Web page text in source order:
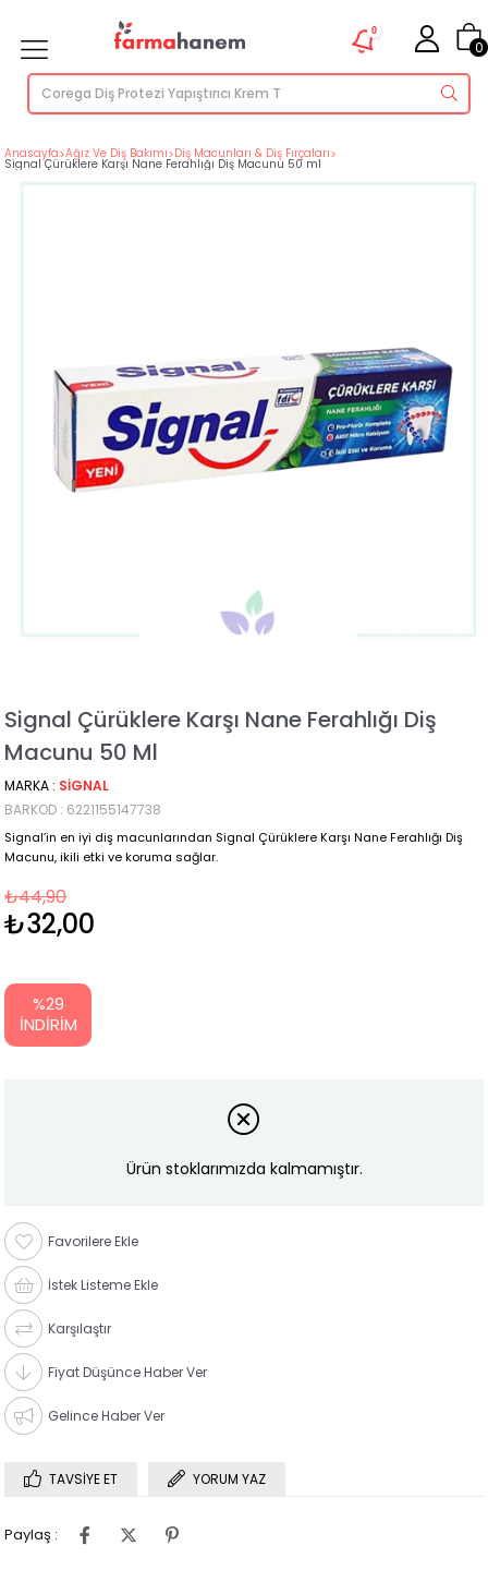
0
0
Anasayfa>Ağız Ve Diş Bakımı>Diş Macunları & Diş Fırçaları>
Signal Çürüklere Karşı Nane Ferahlığı Diş Macunu 50 ml
Signal Çürüklere Karşı Nane Ferahlığı Diş
Macunu 50 Ml
MARKA : SIGNAL
BARKOD : 6221155147738
Signal’in en iyi diş macunlarından Signal Çürüklere Karşı Nane Ferahlığı Diş
Macunu, ikili etki ve koruma sağlar.
₺44,90
₺32,00
%29
İNDIRIM
Ürün stoklarımızda kalmamıştır.
Favorilere Ekle
İstek Listeme Ekle
Karşılaştır
Fiyat Düşünce Haber Ver
Gelince Haber Ver
TAVSIYE ET YORUM YAZ
Paylaş :